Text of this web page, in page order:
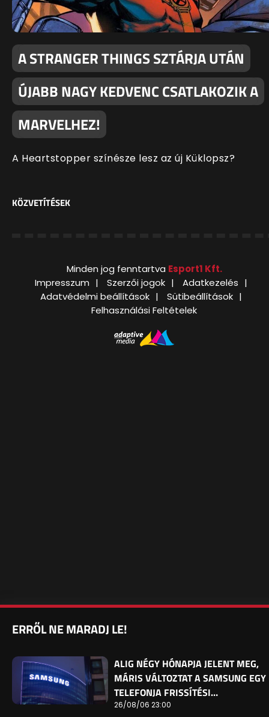
A STRANGER THINGS SZTÁRJA UTÁN
ÚJABB NAGY KEDVENC CSATLAKOZIK A
MARVELHEZ!
A Heartstopper színésze lesz az új Küklopsz?
KÖZVETÍTÉSEK
Minden jog fenntartva Esport1 Kft.
Impresszum
Szerzői jogok
Adatkezelés
Adatvédelmi beállítások
Sütibeállítások
Felhasználási Feltételek
ERRŐL NE MARADJ LE!
ALIG NÉGY HÓNAPJA JELENT MEG,
MÁRIS VÁLTOZTAT A SAMSUNG EGY
TELEFONJA FRISSÍTÉSI…
26/08/06 23:00